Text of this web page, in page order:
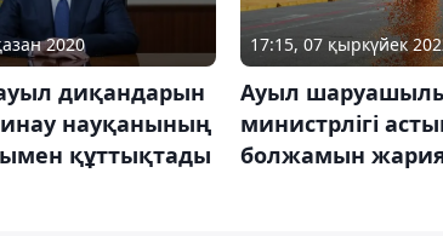
2020
диқандарын
науқанының
құттықтады
17:15, 07 қыркүйек
Ауыл
министрлігі
болжамын